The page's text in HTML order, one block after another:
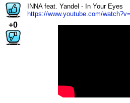
+0
INNA feat. Yandel - In Your Eyes
https://www.youtube.com/